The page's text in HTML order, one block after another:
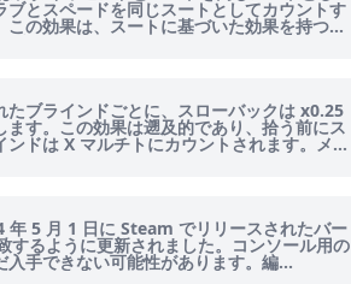
ブとスペードを同じスートとしてカウントす
この効果は、スートに基づいた効果を持つす
ブライン...
たブラインドごとに、スローバックは x0.25
ます。この効果は遡及的であり、拾う前にス
ンドは X マルチトにカウントされます。メイ
5 月 1 日に Steam でリリースされたバー
するように更新されました。コンソール用の
入手できない可能性があります。編...